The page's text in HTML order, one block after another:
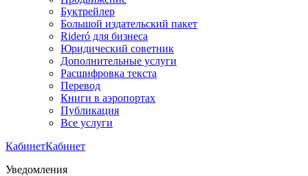
Буктрейлер
Большой издательский пакет
Rideró для бизнеса
Юридический советник
Дополнительные услуги
Расшифровка текста
Перевод
Книги в аэропортах
Публикация
Все услуги
КабинетКабинет
Уведомления